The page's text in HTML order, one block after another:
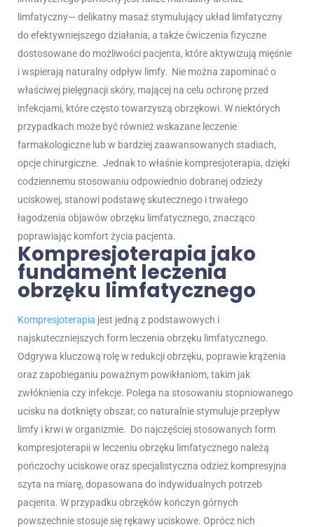
limfatyczny— delikatny masaż stymulujący układ limfatyczny
do efektywniejszego działania, a także ćwiczenia fizyczne
dostosowane do możliwości pacjenta, które aktywizują mięśnie
i wspierają naturalny odpływ limfy. Nie można zapominać o
właściwej pielęgnacji skóry, mającej na celu ochronę przed
infekcjami, które często towarzyszą obrzękowi. W niektórych
przypadkach może być również wskazane leczenie
farmakologiczne lub w bardziej zaawansowanych stadiach,
opcje chirurgiczne. Jednak to właśnie kompresjoterapia, dzięki
codziennemu stosowaniu odpowiednio dobranej odzieży
uciskowej, stanowi podstawę skutecznego i trwałego
łagodzenia objawów obrzęku limfatycznego, znacząco
poprawiając komfort życia pacjenta.
Kompresjoterapia jako
fundament leczenia
obrzęku limfatycznego
Kompresjoterapia jest jedną z podstawowych i
najskuteczniejszych form leczenia obrzęku limfatycznego.
Odgrywa kluczową rolę w redukcji obrzęku, poprawie krążenia
oraz zapobieganiu poważnym powikłaniom, takim jak
zwłóknienia czy infekcje. Polega na stosowaniu stopniowanego
ucisku na dotknięty obszar, co naturalnie stymuluje przepływ
limfy i krwi w organizmie. Do najczęściej stosowanych form
kompresjoterapii w leczeniu obrzęku limfatycznego należą
pończochy uciskowe oraz specjalistyczna odzież kompresyjna
szyta na miarę, dopasowana do indywidualnych potrzeb
pacjenta. W przypadku obrzęków kończyn górnych
powszechnie stosuje się rękawy uciskowe. Oprócz nich